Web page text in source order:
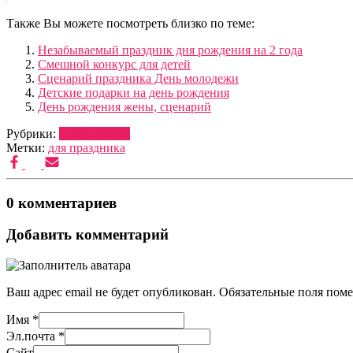
Также Вы можете посмотреть близко по теме:
Незабываемый праздник дня рождения на 2 года
Смешной конкурс для детей
Сценарий праздника День молодежи
Детские подарки на день рождения
День рождения жены, сценарий
Рубрики:
Метки: для праздника
0 комментариев
Добавить комментарий
Ваш адрес email не будет опубликован. Обязательные поля
Имя *
Эл.почта *